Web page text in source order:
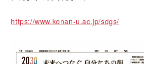
https://www.konan-u.ac.jp/sdgs/